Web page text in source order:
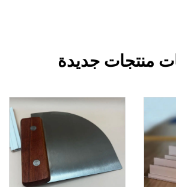
منتجات جديدة